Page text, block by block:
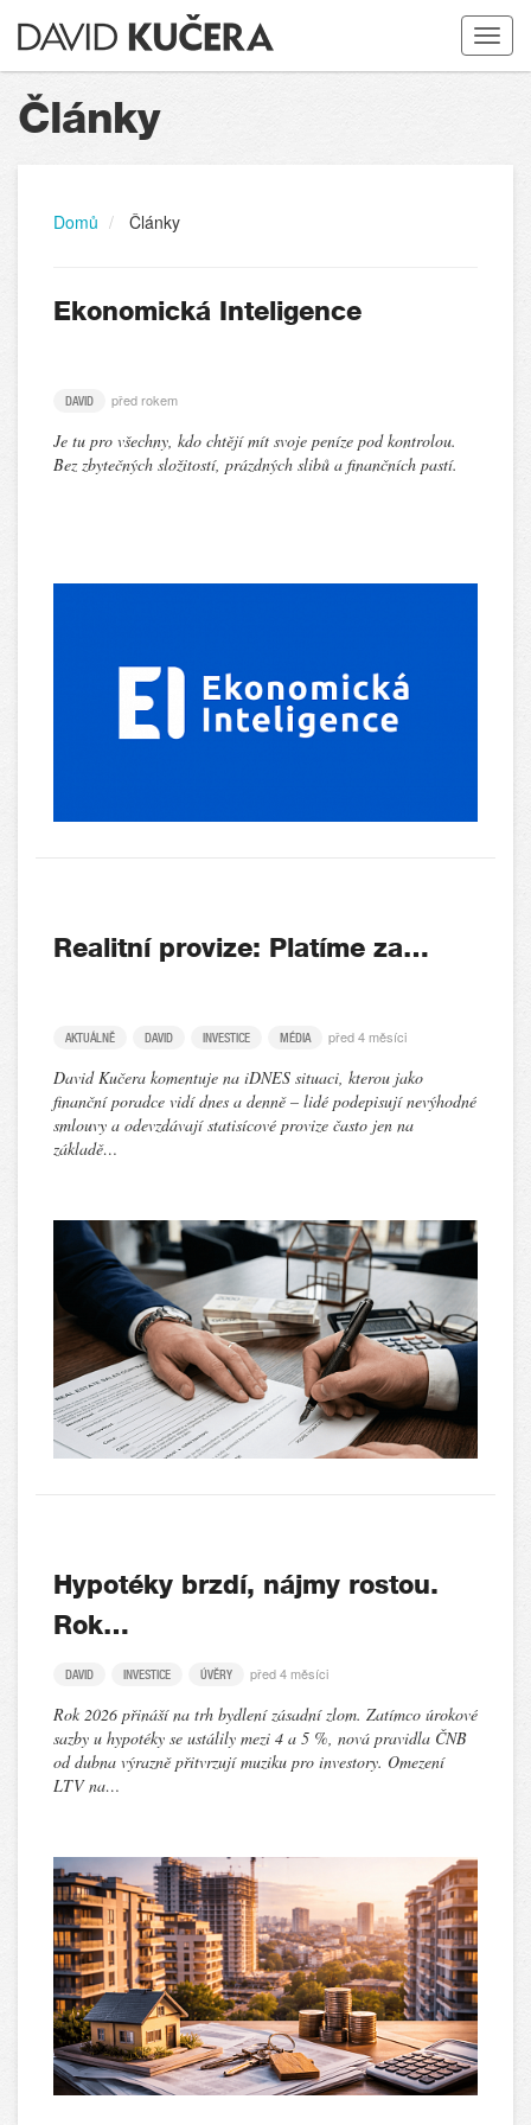
Toggle
Články
Domů Články
Ekonomická Inteligence
DAVID před rokem
Je tu pro všechny, kdo chtějí mít svoje peníze pod kontrolou.
Bez zbytečných složitostí, prázdných slibů a finančních pastí.
Realitní provize: Platíme za…
AKTUÁLNĚ DAVID INVESTICE MÉDIA před 4 měsíci
David Kučera komentuje na iDNES situaci, kterou jako
finanční poradce vidí dnes a denně – lidé podepisují nevýhodné
smlouvy a odevzdávají statisícové provize často jen na
základě…
Hypotéky brzdí, nájmy rostou.
Rok…
DAVID INVESTICE ÚVĚRY před 4 měsíci
Rok 2026 přináší na trh bydlení zásadní zlom. Zatímco úrokové
sazby u hypotéky se ustálily mezi 4 a 5 %, nová pravidla ČNB
od dubna výrazně přitvrzují muziku pro investory. Omezení
LTV na…